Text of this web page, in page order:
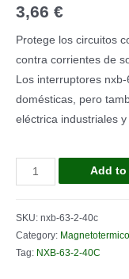
3,66 €
Protege los circuitos
contra corrientes de
Los interruptores
domésticas, pero
eléctrica industriales y
MAGNETOT.2P
40A
C
Add to
SKU: nxb-63-2-40c
Category:
Tag: NXB-63-2-40C